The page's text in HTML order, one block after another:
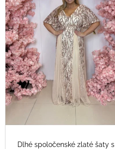
Dlhé spoločenské zlaté šaty s
€108